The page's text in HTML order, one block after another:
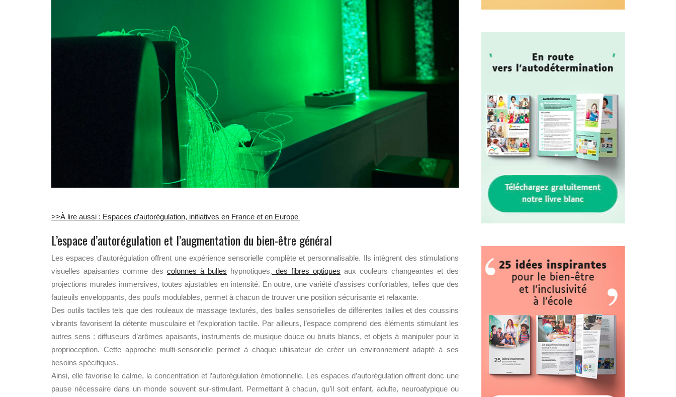
>>À lire aussi : Espaces d’autorégulation, initiatives en France et en Europe
L’espace d’autorégulation et l’augmentation du bien-être général
Les espaces d’autorégulation offrent une expérience sensorielle complète et personnalisable. Ils intègrent des stimulations
visuelles apaisantes comme des colonnes à bulles hypnotiques, des fibres optiques aux couleurs changeantes et des
projections murales immersives, toutes ajustables en intensité. En outre, une variété d’assises confortables, telles que des
fauteuils enveloppants, des poufs modulables, permet à chacun de trouver une position sécurisante et relaxante.
Des outils tactiles tels que des rouleaux de massage texturés, des balles sensorielles de différentes tailles et des coussins
vibrants favorisent la détente musculaire et l’exploration tactile. Par ailleurs, l’espace comprend des éléments stimulant les
autres sens : diffuseurs d’arômes apaisants, instruments de musique douce ou bruits blancs, et objets à manipuler pour la
proprioception. Cette approche multi-sensorielle permet à chaque utilisateur de créer un environnement adapté à ses
besoins spécifiques.
Ainsi, elle favorise le calme, la concentration et l’autorégulation émotionnelle. Les espaces d’autorégulation offrent donc une
pause nécessaire dans un monde souvent sur-stimulant. Permettant à chacun, qu’il soit enfant, adulte, neuroatypique ou